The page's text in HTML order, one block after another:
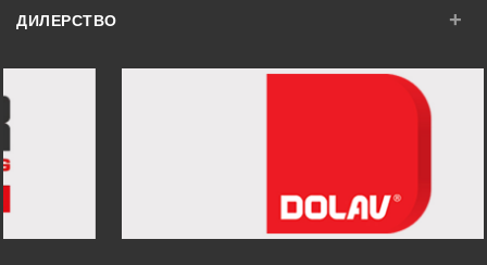
ДИЛЕРСТВО +